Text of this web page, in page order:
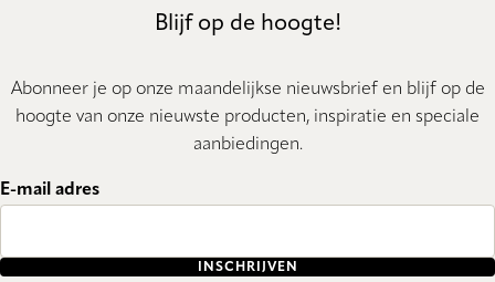
Blijf op de hoogte!
Abonneer je op onze maandelijkse nieuwsbrief en blijf op de
hoogte van onze nieuwste producten, inspiratie en speciale
aanbiedingen.
E-mail adres
INSCHRIJVEN